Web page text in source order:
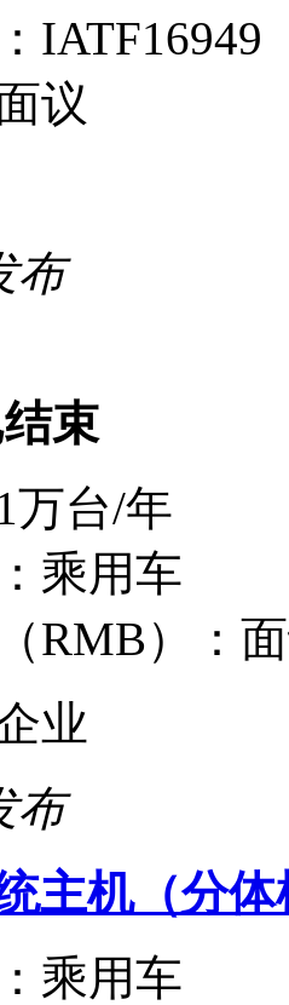
IATF16949
议
布
束
万台/年
乘用车
RMB）：
业
布
主机（分体
乘用车